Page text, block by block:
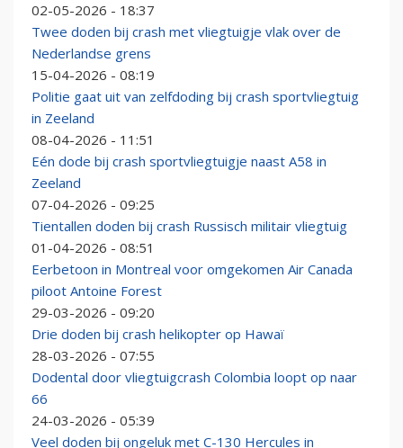
02-05-2026 - 18:37
Twee doden bij crash met vliegtuigje vlak over de
Nederlandse grens
15-04-2026 - 08:19
Politie gaat uit van zelfdoding bij crash sportvliegtuig
in Zeeland
08-04-2026 - 11:51
Eén dode bij crash sportvliegtuigje naast A58 in
Zeeland
07-04-2026 - 09:25
Tientallen doden bij crash Russisch militair vliegtuig
01-04-2026 - 08:51
Eerbetoon in Montreal voor omgekomen Air Canada
piloot Antoine Forest
29-03-2026 - 09:20
Drie doden bij crash helikopter op Hawaï
28-03-2026 - 07:55
Dodental door vliegtuigcrash Colombia loopt op naar
66
24-03-2026 - 05:39
Veel doden bij ongeluk met C-130 Hercules in